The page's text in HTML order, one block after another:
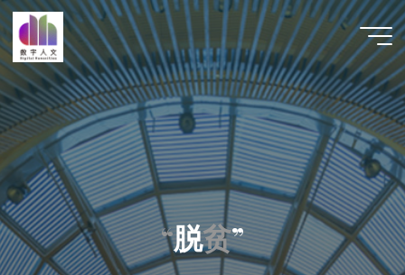
跳
至
内
容
数字人
文 |
DHCN
“
“脱贫
贫”